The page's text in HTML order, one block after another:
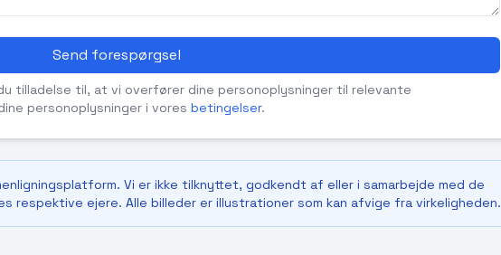
Send forespørgsel
tilladelse til, at vi overfører dine personoplysninger til relevante
personoplysninger i vores betingelser.
Vi er ikke tilknyttet, godkendt af eller i samarbejde med de
respektive ejere. Alle billeder er illustrationer som kan afvige fra virkeligheden.